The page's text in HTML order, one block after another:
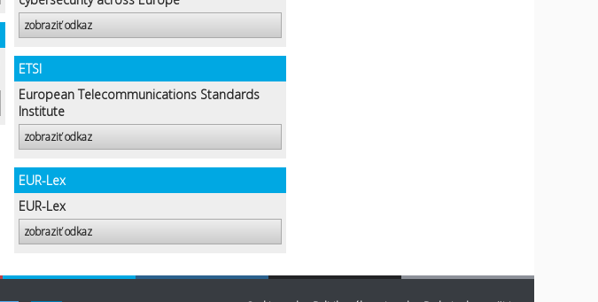
zobraziť odkaz
ETSI
European Telecommunications Standards
Institute
zobraziť odkaz
EUR-Lex
EUR-Lex
zobraziť odkaz